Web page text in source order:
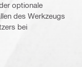
optionale
des Werkzeugs
bei